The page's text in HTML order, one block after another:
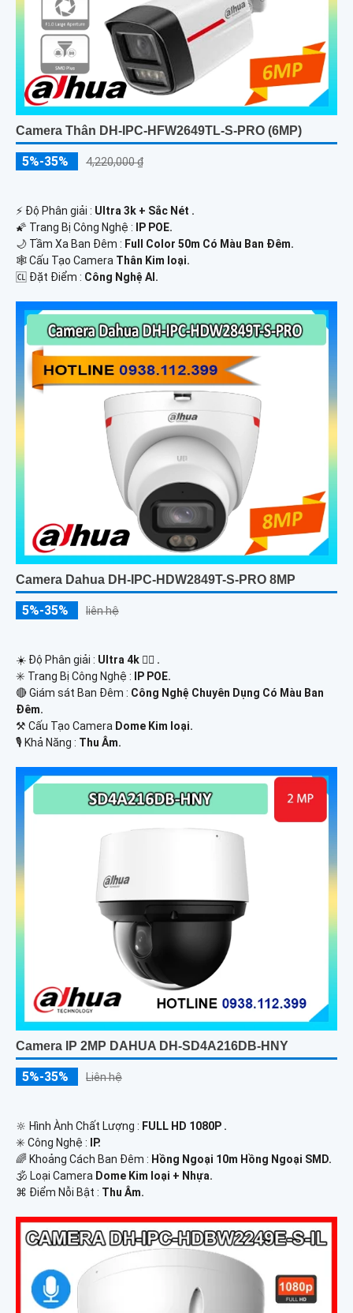
Camera Thân DH-IPC-HFW2649TL-S-PRO (6MP)
5%-35% 4,220,000 ₫
️⚡ Độ Phân giải : Ultra 3k + Sắc Nét .
🌠 Trang Bị Công Nghệ : IP POE.
🌙 Tầm Xa Ban Đêm : Full Color 50m Có Màu Ban Ðêm.
🕸️ Cấu Tạo Camera Thân Kim loại.
️🆑 Đặt Điểm : Công Nghệ AI.
Camera Dahua DH-IPC-HDW2849T-S-PRO 8MP
5%-35% liên hệ
☀️ Độ Phân giải : Ultra 4k 👍🏾 .
✳️ Trang Bị Công Nghệ :
IP POE.
🔴 Giám sát Ban Đêm : Công Nghệ Chuyên Dụng Có Màu Ban
Ðêm.
⚒ Cấu Tạo Camera Dome Kim loại.
️🎙 Khả Năng : Thu Âm.
Camera IP 2MP DAHUA DH-SD4A216DB-HNY
5%-35% Liên hệ
🔆 Hình Ành Chất Lượng : FULL HD 1080P .
✳️ Công Nghệ :
IP.
🌈 Khoảng Cách Ban Đêm : Hồng Ngoại 10m Hồng Ngoại SMD.
🕉️ Loại Camera Dome Kim loại + Nhựa.
️⌘ Điểm Nỗi Bật : Thu Âm.